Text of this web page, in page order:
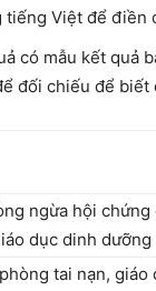
Việt để điền
có mẫu kết quả
đối chiếu để biết
ngừa hội
dục dinh dưỡng
tai nạn, giáo